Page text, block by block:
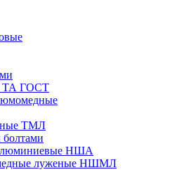
ТА ГОСТ
ТМЛ
НША
луженые НШМЛ